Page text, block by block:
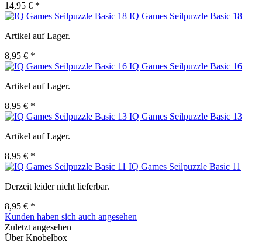
14,95 € *
IQ Games Seilpuzzle Basic 18
Artikel auf Lager.
8,95 € *
IQ Games Seilpuzzle Basic 16
Artikel auf Lager.
8,95 € *
IQ Games Seilpuzzle Basic 13
Artikel auf Lager.
8,95 € *
IQ Games Seilpuzzle Basic 11
Derzeit leider nicht lieferbar.
8,95 € *
Kunden haben sich auch angesehen
Zuletzt angesehen
Über Knobelbox